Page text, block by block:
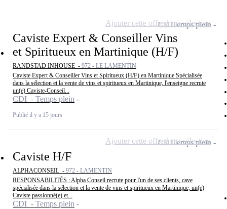
Caviste Expert & Conseiller Vins
et Spiritueux en Martinique (H/F)
RANDSTAD INHOUSE - 972 - LE LAMENTIN
Caviste Expert & Conseiller Vins et Spiritueux (H/F) en Martinique Spécialisée
dans la sélection et la vente de vins et spiritueux en Martinique, l'enseigne recrute
un(e) Caviste-Conseil...
CDI - Temps plein
Publié il y a 15 jours
CDITemps plein
Ajouter cette offre à ma sélection
Caviste H/F
ALPHACONSEIL - 972 - LAMENTIN
RESPONSABILITÉS : Alpha Conseil recrute pour l'un de ses clients, cave
spécialisée dans la sélection et la vente de vins et spiritueux en Martinique, un(e)
Caviste passionné(e) et...
CDI - Temps plein
CDITemps plein
Ajouter cette offre à ma sélection